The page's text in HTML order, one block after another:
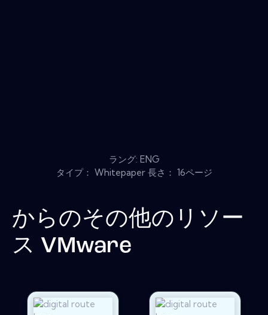
ラング: ENG
タイプ： Whitepaper 長さ： 16ページ
からのその他のリソー
ス VMware